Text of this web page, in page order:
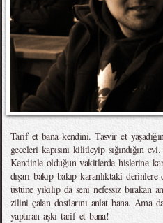
Tarif et bana kendini. Tasvir et
geceleri kapısını kilitleyip sığındığın
Kendinle olduğun vakitlerde hislerine
dışarı bakıp bakıp karanlıktaki derinlere
üstüne yıkılıp da seni nefessiz bırakan
zilini çalan dostlarını anlat bana. Ama
yaptıran aşkı tarif et bana!